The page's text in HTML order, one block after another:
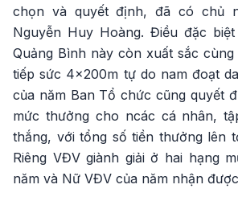
chọn và quyết định, đã có chủ
Nguyễn Huy Hoàng. Điều đặc
Quảng Bình này còn xuất sắc
tiếp sức 4x200m tự do nam đoạt
của năm Ban Tổ chức cũng quyết
mức thưởng cho ncác cá nhân,
thắng, với tổng số tiền thưởng lên
Riêng VĐV giành giải ở hai hạng
năm và Nữ VĐV của năm nhận